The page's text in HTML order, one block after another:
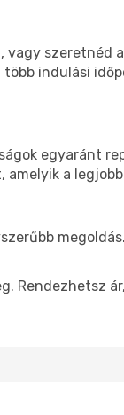
indulási
egyaránt
a
Rendezhetsz